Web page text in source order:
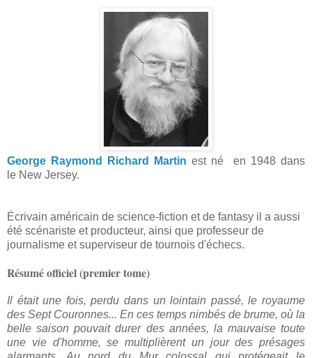
George Raymond Richard Martin est né en 1948 dans
le New Jersey.
Écrivain américain de science-fiction et de fantasy il a aussi
été scénariste et producteur, ainsi que professeur de
journalisme et superviseur de tournois d'échecs.
Résumé officiel (premier tome)
Il était une fois, perdu dans un lointain passé, le royaume
des Sept Couronnes... En ces temps nimbés de brume, où la
belle saison pouvait durer des années, la mauvaise toute
une vie d'homme, se multiplièrent un jour des présages